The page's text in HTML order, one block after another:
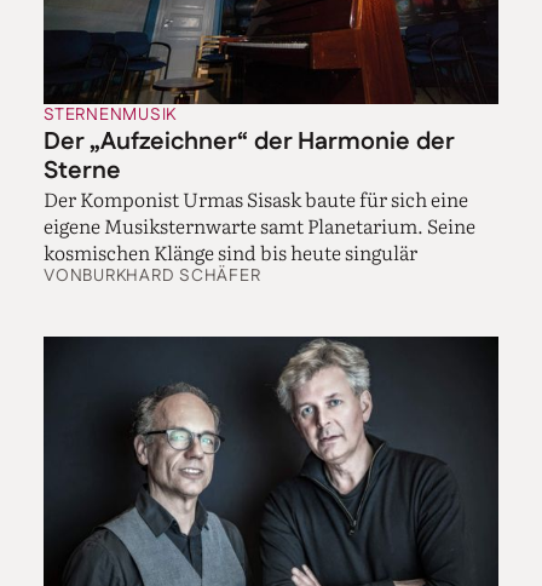
STERNENMUSIK
Der „Aufzeichner“ der Harmonie der
Sterne
Der Komponist Urmas Sisask baute für sich eine
eigene Musiksternwarte samt Planetarium. Seine
kosmischen Klänge sind bis heute singulär
VONBURKHARD SCHÄFER